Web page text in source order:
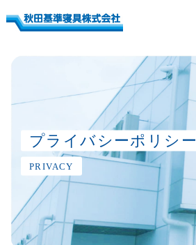
プライバシーポリシー
PRIVACY